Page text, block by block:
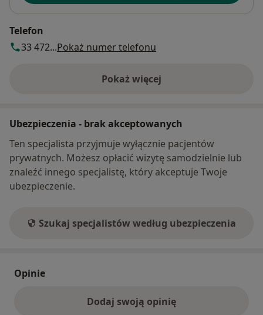
Telefon
33 472...Pokaż numer telefonu
Pokaż więcej
o adresie
Ubezpieczenia - brak akceptowanych
Ten specjalista przyjmuje wyłącznie pacjentów
prywatnych. Możesz opłacić wizytę samodzielnie lub
znaleźć innego specjalistę, który akceptuje Twoje
ubezpieczenie.
Szukaj specjalistów według ubezpieczenia
Opinie
Dodaj swoją opinię